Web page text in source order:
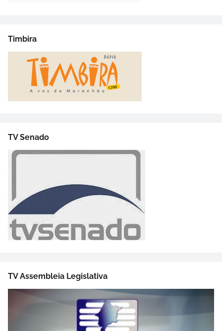
Timbira
TV Senado
TV Assembleia Legislativa